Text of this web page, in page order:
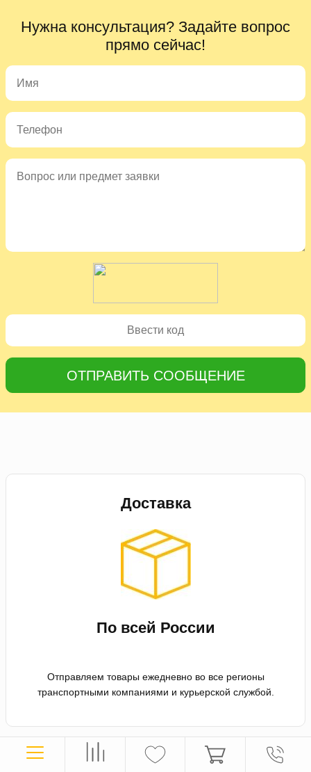
Нужна консультация? Задайте вопрос
прямо сейчас!
ОТПРАВИТЬ СООБЩЕНИЕ
Доставка
По всей России
Отправляем товары ежедневно во все регионы
транспортными компаниями и курьерской службой.
Оплата